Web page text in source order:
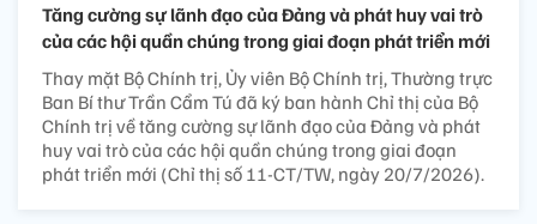
Tăng cường sự lãnh đạo của Đảng và phát huy vai trò
của các hội quần chúng trong giai đoạn phát triển mới
Thay mặt Bộ Chính trị, Ủy viên Bộ Chính trị, Thường trực
Ban Bí thư Trần Cẩm Tú đã ký ban hành Chỉ thị của Bộ
Chính trị về tăng cường sự lãnh đạo của Đảng và phát
huy vai trò của các hội quần chúng trong giai đoạn
phát triển mới (Chỉ thị số 11-CT/TW, ngày 20/7/2026).